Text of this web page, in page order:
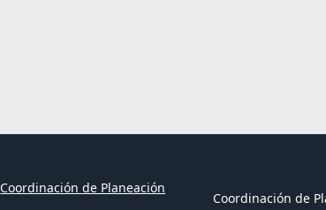
Coordinación de Planeación
Coordinación de